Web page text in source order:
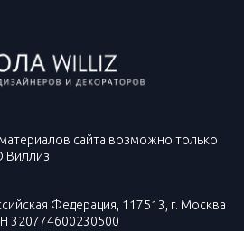
сайта возможно только
Виллиз
Федерация, 117513, г. Москва
320774600230500